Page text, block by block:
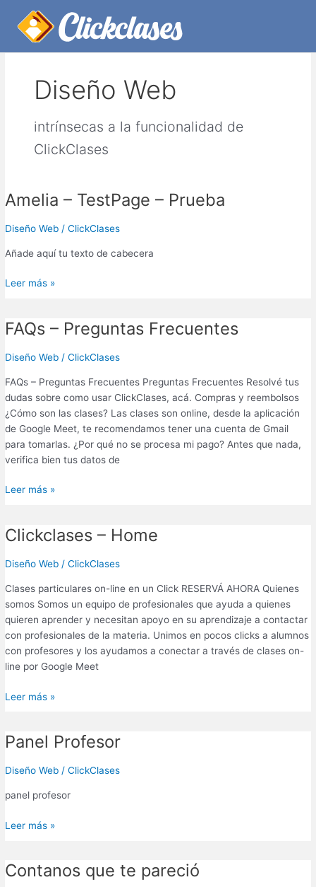
contenido
Inicio Diseño Web
Diseño Web
intrínsecas a la funcionalidad de
ClickClases
Amelia – TestPage – Prueba
Diseño Web /ClickClases
Añade aquí tu texto de cabecera
Amelia
TestPage
Prueba
Leer más »
FAQs – Preguntas Frecuentes
Diseño Web /ClickClases
FAQs – Preguntas Frecuentes Preguntas Frecuentes Resolvé tus
dudas sobre como usar ClickClases, acá. Compras y reembolsos
¿Cómo son las clases? Las clases son online, desde la aplicación
de Google Meet, te recomendamos tener una cuenta de Gmail
para tomarlas. ¿Por qué no se procesa mi pago? Antes que nada,
verifica bien tus datos de
FAQs
Preguntas
Leer más »
Clickclases – Home
Diseño Web /ClickClases
Clases particulares on-line en un Click RESERVÁ AHORA Quienes
somos Somos un equipo de profesionales que ayuda a quienes
quieren aprender y necesitan apoyo en su aprendizaje a contactar
con profesionales de la materia. Unimos en pocos clicks a alumnos
con profesores y los ayudamos a conectar a través de clases on-
line por Google Meet
Clickclases
Home
Leer más »
Panel Profesor
Diseño Web /ClickClases
panel profesor
Panel
Leer más »
Contanos que te pareció
Contanos
entradas